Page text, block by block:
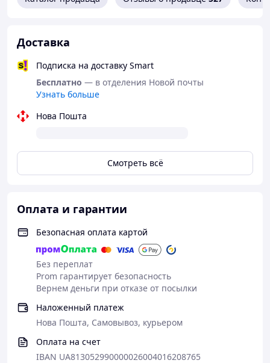
Доставка
Подписка на доставку Smart
Бесплатно — в отделения Новой почты
Узнать больше
Нова Пошта
Смотреть всё
Оплата и гарантии
Безопасная оплата картой
Без переплат
Prom гарантирует безопасность
Вернем деньги при отказе от посылки
Наложенный платеж
Нова Пошта, Самовывоз, курьером
Оплата на счет
IBAN UA813052990000026004016208765